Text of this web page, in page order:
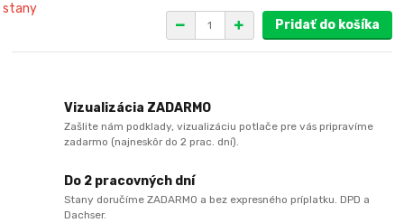
Pridať do košíka
Vizualizácia ZADARMO
Zašlite nám podklady, vizualizáciu potlače pre vás pripravíme
zadarmo (najneskôr do 2 prac. dní).
Do 2 pracovných dní
Stany doručíme ZADARMO a bez expresného príplatku. DPD a
Dachser.